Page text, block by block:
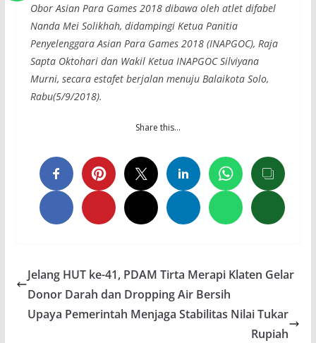
Obor Asian Para Games 2018 dibawa oleh atlet difabel
Nanda Mei Solikhah, didampingi Ketua Panitia
Penyelenggara Asian Para Games 2018 (INAPGOC), Raja
Sapta Oktohari dan Wakil Ketua INAPGOC Silviyana
Murni, secara estafet berjalan menuju Balaikota Solo,
Rabu(5/9/2018).
Share this…
Jelang HUT ke-41, PDAM Tirta Merapi Klaten Gelar
Donor Darah dan Dropping Air Bersih
Upaya Pemerintah Menjaga Stabilitas Nilai Tukar
Rupiah